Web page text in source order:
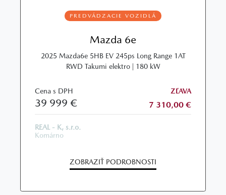
PREDVÁDZACIE VOZIDLÁ
Mazda 6e
2025 Mazda6e 5HB EV 245ps Long Range 1AT
RWD Takumi elektro | 180 kW
Cena s DPH
39 999 €
ZĽAVA
7 310,00 €
REAL - K, s.r.o.
Komárno
ZOBRAZIŤ PODROBNOSTI